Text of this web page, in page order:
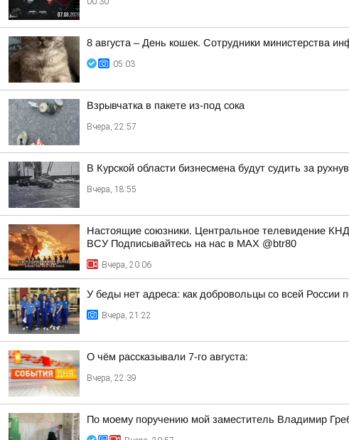
8 августа – День кошек. Сотрудники министерства
05:03
Взрывчатка в пакете из-под сока
Вчера, 22:57
В Курской области бизнесмена будут судить за
Вчера, 18:55
Настоящие союзники. Центральное телевидение
ВСУ Подписывайтесь на нас в MAX @btr80
Вчера, 20:06
У беды нет адреса: как добровольцы со всей России
Вчера, 21:22
О чём рассказывали 7-го августа:
Вчера, 22:39
По моему поручению мой заместитель Владимир